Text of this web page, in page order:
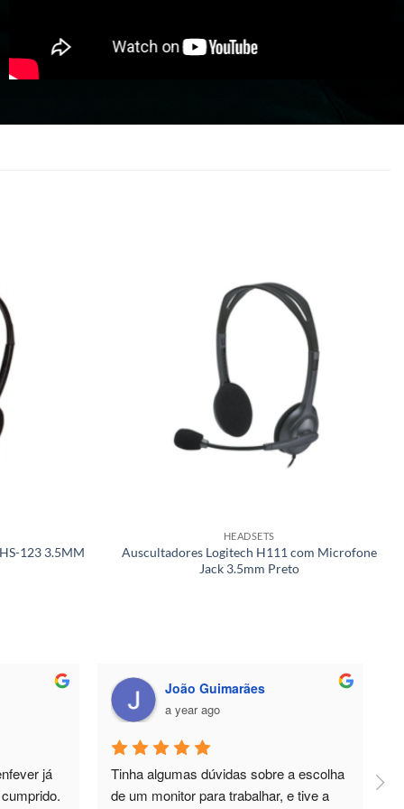
123 3.5MM
HEADSETS
Auscultadores Logitech H111 com Microfone
Jack 3.5mm Preto
escolha
tive a
Helder Valdez
a year ago
Pos-Venda muito bom, sempre
disponíveis para apoiar em tudo o que